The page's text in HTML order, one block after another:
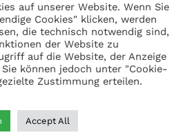
IMPRESSUM
auf unserer Website. Wenn Sie
Cookies" klicken, werden
die technisch notwendig sind,
der Website zu
auf die Website, der Anzeige
können jedoch unter "Cookie-
Zustimmung erteilen.
Accept All